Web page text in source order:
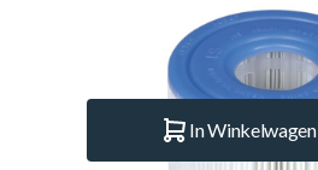
Merk:Intex
In Winkelwagen